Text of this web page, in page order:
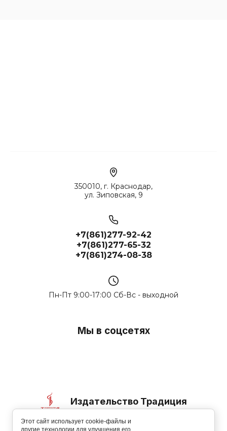
Издательство Традиция
© 2006-2026
350010, г. Краснодар,
ул. Зиповская, 9
+7(861)277-92-42
+7(861)277-65-32
+7(861)274-08-38
Пн-Пт 9:00-17:00 Сб-Вс - выходной
Мы в соцсетях
Этот сайт использует cookie-файлы и
другие технологии для улучшения его